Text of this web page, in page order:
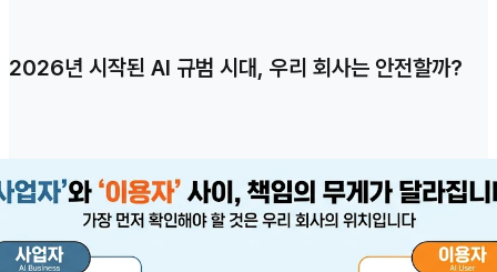
2026년 시작된 AI 규범 시대, 우리 회사는 안전할까?